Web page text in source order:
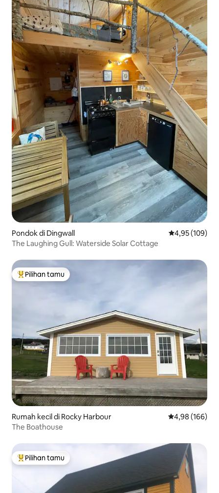
Pondok di Dingwall Nilai rata-rata
4,95 (109)
The Laughing Gull: Waterside Solar Cottage
Pilihan tamu terpopuler
Pilihan tamu
Rumah kecil di Rocky Harbour Nilai rata-rata
4,98 (166)
The Boathouse
Pilihan tamu terpopuler
Pilihan tamu